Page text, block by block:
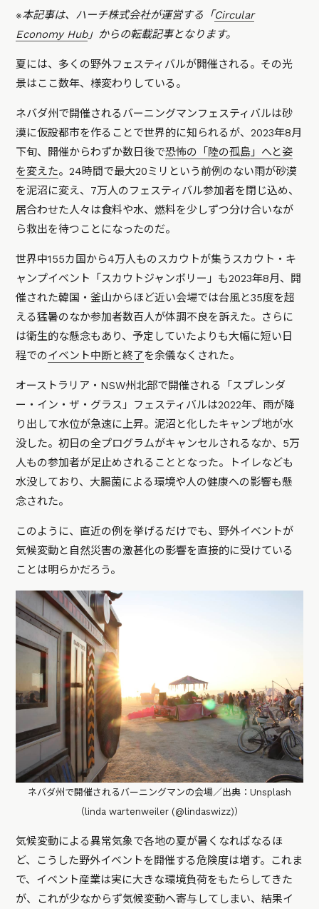
※本記事は、ハーチ株式会社が運営する「Circular
Economy Hub」からの転載記事となります。
夏には、多くの野外フェスティバルが開催される。その光
景はここ数年、様変わりしている。
ネバダ州で開催されるバーニングマンフェスティバルは砂
漠に仮設都市を作ることで世界的に知られるが、2023年8月
下旬、開催からわずか数日後で恐怖の「陸の孤島」へと姿
を変えた。24時間で最大20ミリという前例のない雨が砂漠
を泥沼に変え、7万人のフェスティバル参加者を閉じ込め、
居合わせた人々は食料や水、燃料を少しずつ分け合いなが
ら救出を待つことになったのだ。
世界中155カ国から4万人ものスカウトが集うスカウト・キ
ャンプイベント「スカウトジャンボリー」も2023年8月、開
催された韓国・釜山からほど近い会場では台風と35度を超
える猛暑のなか参加者数百人が体調不良を訴えた。さらに
は衛生的な懸念もあり、予定していたよりも大幅に短い日
程でのイベント中断と終了を余儀なくされた。
オーストラリア・NSW州北部で開催される「スプレンダ
ー・イン・ザ・グラス」フェスティバルは2022年、雨が降
り出して水位が急速に上昇。泥沼と化したキャンプ地が水
没した。初日の全プログラムがキャンセルされるなか、5万
人もの参加者が足止めされることとなった。トイレなども
水没しており、大腸菌による環境や人の健康への影響も懸
念された。
このように、直近の例を挙げるだけでも、野外イベントが
気候変動と自然災害の激甚化の影響を直接的に受けている
ことは明らかだろう。
ネバダ州で開催されるバーニングマンの会場／出典：Unsplash
（linda wartenweiler (@lindaswizz)）
気候変動による異常気象で各地の夏が暑くなればなるほ
ど、こうした野外イベントを開催する危険度は増す。これま
で、イベント産業は実に大きな環境負荷をもたらしてきた
が、これが少なからず気候変動へ寄与してしまい、結果イ